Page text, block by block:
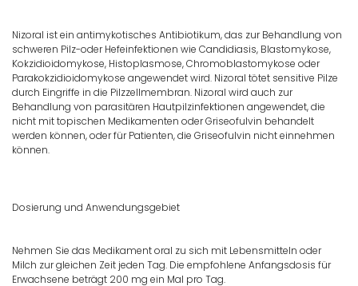
Nizoral ist ein antimykotisches Antibiotikum, das zur Behandlung von
schweren Pilz-oder Hefeinfektionen wie Candidiasis, Blastomykose,
Kokzidioidomykose, Histoplasmose, Chromoblastomykose oder
Parakokzidioidomykose angewendet wird. Nizoral tötet sensitive Pilze
durch Eingriffe in die Pilzzellmembran. Nizoral wird auch zur
Behandlung von parasitären Hautpilzinfektionen angewendet, die
nicht mit topischen Medikamenten oder Griseofulvin behandelt
werden können, oder für Patienten, die Griseofulvin nicht einnehmen
können.
Dosierung und Anwendungsgebiet
Nehmen Sie das Medikament oral zu sich mit Lebensmitteln oder
Milch zur gleichen Zeit jeden Tag. Die empfohlene Anfangsdosis für
Erwachsene beträgt 200 mg ein Mal pro Tag.